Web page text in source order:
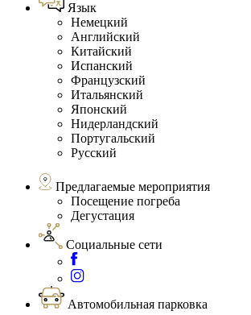
Язык
Немецкий
Английский
Китайский
Испанский
Французский
Итальянский
Японский
Нидерландский
Португальский
Русский
Предлагаемые мероприятия
Посещение погреба
Дегустация
Социальные сети
Автомобильная парковка